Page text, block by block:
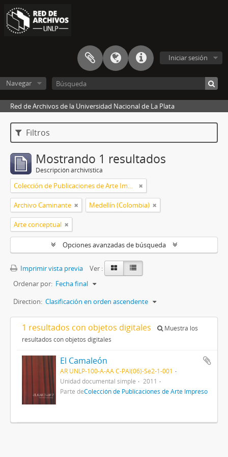
Iniciar sesión
Navegar
Red de Archivos de la Universidad Nacional de La Plata
Filtros
Mostrando 1 resultados
Descripción archivística
Colección de Publicaciones de Arte Impreso
Archivo Caminante Medellín (Colombia)
Arte conceptual
Opciones avanzadas de búsqueda
Imprimir vista previa
Ver :
Ordenar por: Fecha final
Direction: Clasificación en orden ascendente
1 resultados con objetos digitales
Muestra los
resultados con objetos digitales
El Camaleón
AR UNLP-100-A-AA C-PAI(06)-Se2-1-001
Unidad documental simple
2011
Parte deColección de Publicaciones de Arte Impreso